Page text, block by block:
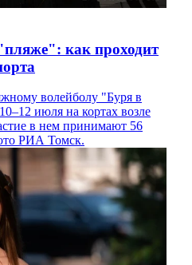
как проходит
волейболу "Буря в
июля на кортах возле
в нем принимают 56
РИА Томск.